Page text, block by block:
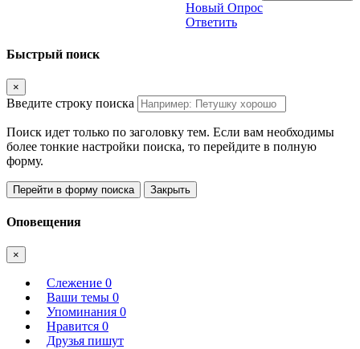
Новый Опрос
Ответить
Быстрый поиск
×
Введите строку поиска
Поиск идет только по заголовку тем. Если вам необходимы
более тонкие настройки поиска, то перейдите в полную
форму.
Перейти в форму поиска Закрыть
Оповещения
×
Слежение 0
Ваши темы 0
Упоминания 0
Нравится 0
Друзья пишут